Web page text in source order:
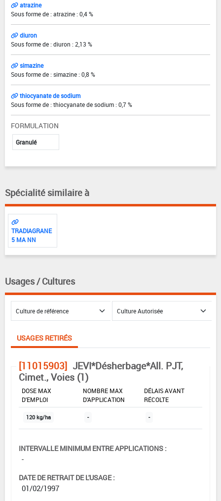
atrazine
Sous forme de : atrazine : 0,4 %
diuron
Sous forme de : diuron : 2,13 %
simazine
Sous forme de : simazine : 0,8 %
thiocyanate de sodium
Sous forme de : thiocyanate de sodium : 0,7 %
FORMULATION
Granulé
Spécialité similaire à
TRADIAGRANE
5 MA NN
Usages / Cultures
USAGES RETIRÉS
[11015903] JEVI*Désherbage*All. PJT,
Cimet., Voies (1)
DOSE MAX
D'EMPLOI
NOMBRE MAX
D'APPLICATION
DÉLAIS AVANT
RÉCOLTE
120 kg/ha - -
INTERVALLE MINIMUM ENTRE APPLICATIONS :
-
DATE DE RETRAIT DE L'USAGE :
01/02/1997